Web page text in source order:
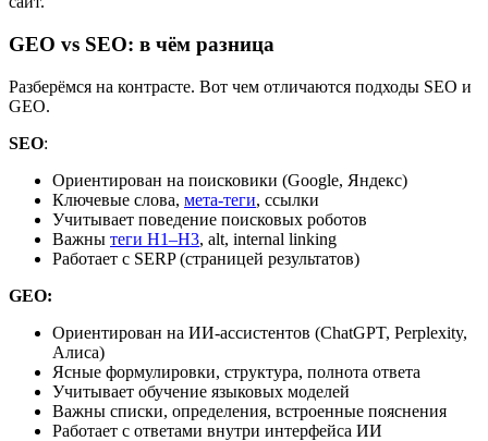
GEO vs SEO: в чём разница
Разберёмся на контрасте. Вот чем отличаются подходы SEO и
GEO.
SEO:
Ориентирован на поисковики (Google, Яндекс)
Ключевые слова, мета-теги, ссылки
Учитывает поведение поисковых роботов
Важны теги H1–H3, alt, internal linking
Работает с SERP (страницей результатов)
GEO:
Ориентирован на ИИ-ассистентов (ChatGPT, Perplexity,
Алиса)
Ясные формулировки, структура, полнота ответа
Учитывает обучение языковых моделей
Важны списки, определения, встроенные пояснения
Работает с ответами внутри интерфейса ИИ